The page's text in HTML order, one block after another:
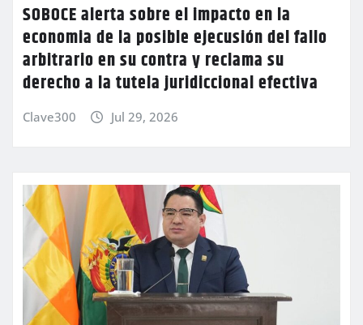
SOBOCE alerta sobre el impacto en la
economia de la posible ejecusión del fallo
arbitrario en su contra y reclama su
derecho a la tutela juridiccional efectiva
Clave300 Jul 29, 2026